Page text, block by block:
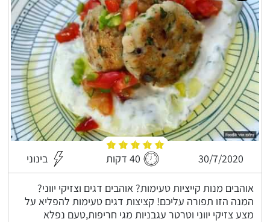
30/7/2020 40 דקות בינוני
אוהבים מנות קייציות טעימות? אוהבים דגים וצזיקי יווני?
המנה הזו תפורה עליכם! קציצות דגים טעימות להפליא על
מצע צזיקי יווני וטרטר עגבניות מגי חריפות,טעם נפלא